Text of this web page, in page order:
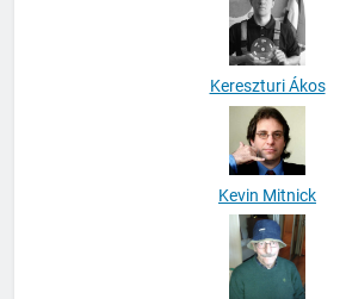
Kereszturi Ákos
Kevin Mitnick